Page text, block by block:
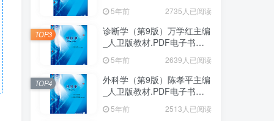
5年前 2735人已阅读
诊断学（第9版）万学红主编
_人卫版教材.PDF电子书下
5年前 2639人已阅读
TOP3
外科学（第9版）陈孝平主编
_人卫版教材.PDF电子书下
5年前 2513人已阅读
TOP4